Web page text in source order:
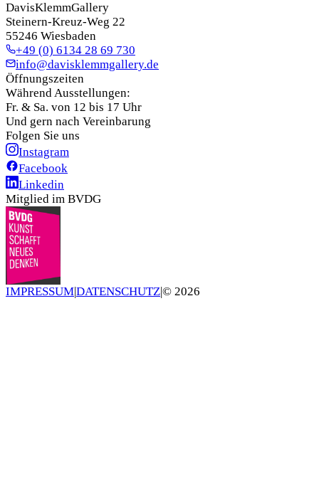
DavisKlemmGallery
Steinern-Kreuz-Weg 22
55246 Wiesbaden
+49 (0) 6134 28 69 730
info@davisklemmgallery.de
Öffnungszeiten
Während Ausstellungen:
Fr. & Sa. von 12 bis 17 Uhr
Und gern nach Vereinbarung
Folgen Sie uns
Instagram
Facebook
Linkedin
Mitglied im BVDG
IMPRESSUMDATENSCHUTZ© 2026